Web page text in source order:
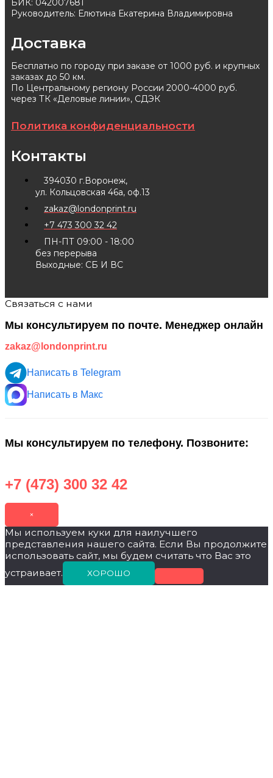
БИК: 042007681
Руководитель: Елютина Екатерина Владимировна
Доставка
Бесплатно по городу при заказе от 1000 руб. и крупных
заказах до 50 км.
По Центральному региону России 2000-4000 руб.
через ТК «Деловые линии», СДЭК
Политика конфиденциальности
Контакты
394030 г.Воронеж,
ул. Кольцовская 46а, оф.13
zakaz@londonprint.ru
+7 473 300 32 42
ПН-ПТ 09:00 - 18:00
без перерыва
Выходные: СБ И ВС
Связаться с нами
Мы консультируем по почте. Менеджер онлайн
zakaz@londonprint.ru
Написать в Telegram
Написать в Макс
Мы консультируем по телефону. Позвоните:
+7 (473) 300 32 42
×
Мы используем куки для наилучшего
представления нашего сайта. Если Вы продолжите
использовать сайт, мы будем считать что Вас это
устраивает.
ХОРОШО